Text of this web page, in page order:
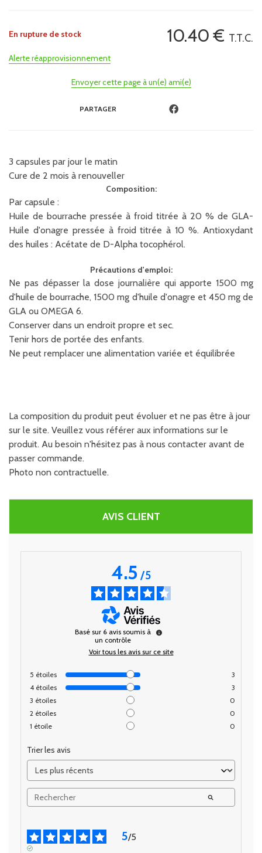
10.40€ T.T.C.
En rupture de stock
Alerte réapprovisionnement
Envoyer cette page à un(e) ami(e)
PARTAGER
3 capsules par jour le matin
Cure de 2 mois à renouveller
Composition:
Par capsule :
Huile de bourrache pressée à froid titrée à 20 % de GLA-
Huile d'onagre pressée à froid titrée à 10 %. Antioxydant
des huiles : Acétate de D-Alpha tocophérol.
Précautions d'emploi:
Ne pas dépasser la dose journalière qui apporte 1500 mg
d'huile de bourrache, 1500 mg d'huile d'onagre et 450 mg de
GLA ou OMEGA 6.
Conserver dans un endroit propre et sec.
Tenir hors de portée des enfants.
Ne peut remplacer une alimentation variée et équilibrée
La composition du produit peut évoluer et ne pas être à jour
sur le site. Veuillez vous référer aux informations sur le
produit. Au besoin n'hésitez pas à nous contacter avant de
passer commande.
Photo non contractuelle.
AVIS CLIENT
4.5/5
Basé sur 6 avis soumis à
un contrôle
Voir tous les avis sur ce site
5 étoiles
3
4 étoiles
3
3 étoiles
0
2 étoiles
0
1 étoile 0
Trier les avis
5/5